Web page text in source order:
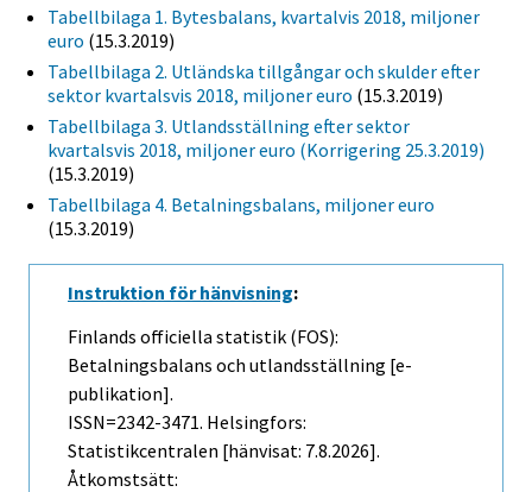
Tabellbilaga 1. Bytesbalans, kvartalvis 2018, miljoner
euro (15.3.2019)
Tabellbilaga 2. Utländska tillgångar och skulder efter
sektor kvartalsvis 2018, miljoner euro (15.3.2019)
Tabellbilaga 3. Utlandsställning efter sektor
kvartalsvis 2018, miljoner euro (Korrigering 25.3.2019)
(15.3.2019)
Tabellbilaga 4. Betalningsbalans, miljoner euro
(15.3.2019)
Instruktion för hänvisning:
Finlands officiella statistik (FOS):
Betalningsbalans och utlandsställning [e-
publikation].
ISSN=2342-3471. Helsingfors:
Statistikcentralen [hänvisat: 7.8.2026].
Åtkomstsätt: